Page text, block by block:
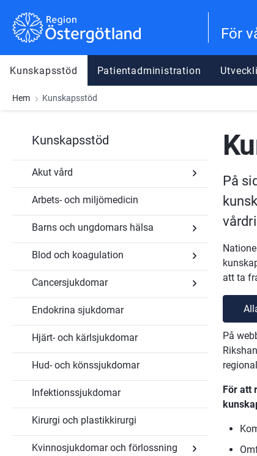
Gå till innehåll
Gå till meny
Gå till sidfot
För
Kunskapsstöd Patientadministration
Hem Kunskapsstöd
Kunskapsstöd
Akut vård
Undersidor
för
vård
Arbets- och miljömedicin
Barns och ungdomars hälsa
Undersidor
för
och
ungdomars
Blod och koagulation
Undersidor
för
koagulation
Cancersjukdomar
för
Cancersjukdomar
Endokrina sjukdomar
Hjärt- och kärlsjukdomar
Hud- och könssjukdomar
Infektionssjukdomar
Kirurgi och plastikkirurgi
Kvinnosjukdomar och förlossning
På
att ta
På
För att